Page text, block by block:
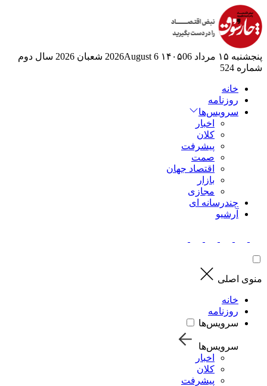
پنجشنبه ۱۵ مرداد ۱۴۰۵ 06 2026August 6 شعبان 2026
سال دوم
شماره 524
خانه
روزنامه
سرویس‌ها
اخبار
کلان
پیشرفت
صمت
اقتصاد جهان
بازار
مجازی
چندرسانه ای
آرشیو
منوی اصلی
خانه
روزنامه
سرویس‌ها
سرویس‌ها
اخبار
کلان
پیشرفت